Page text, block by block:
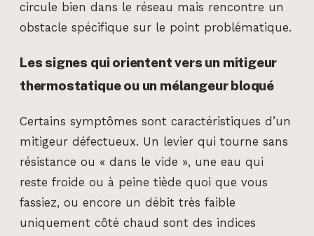
circule bien dans le réseau mais rencontre un
obstacle spécifique sur le point problématique.
Les signes qui orientent vers un mitigeur
thermostatique ou un mélangeur bloqué
Certains symptômes sont caractéristiques d’un
mitigeur défectueux. Un levier qui tourne sans
résistance ou « dans le vide », une eau qui
reste froide ou à peine tiède quoi que vous
fassiez, ou encore un débit très faible
uniquement côté chaud sont des indices